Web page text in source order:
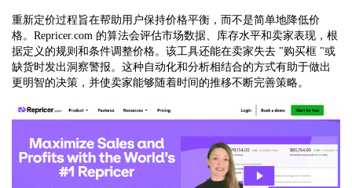
重新定价过程旨在帮助用户保持价格平衡，而不是简单地降低价
格。Repricer.com 的算法会评估市场数据、库存水平和卖家表现，根
据定义的规则和条件调整价格。该工具还能在卖家失去 "购买框 "或
缺货时发出洞察警报。这种自动化和分析相结合的方式有助于做出
更明智的决策，并使卖家能够随着时间的推移不断完善策略。